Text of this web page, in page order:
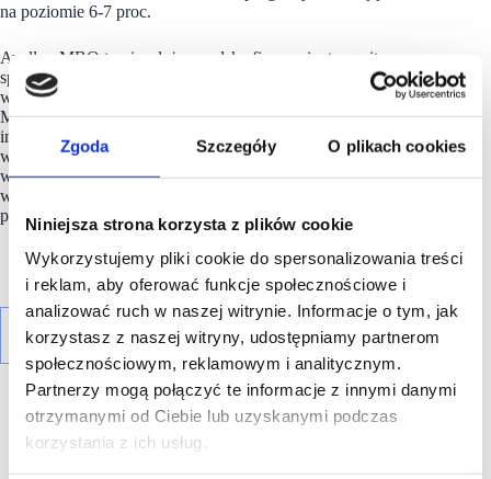
Zgoda Szczegóły O plikach cookies
Niniejsza strona korzysta z plików cookie
Wykorzystujemy pliki cookie do spersonalizowania treści
i reklam, aby oferować funkcje społecznościowe i
analizować ruch w naszej witrynie. Informacje o tym, jak
korzystasz z naszej witryny, udostępniamy partnerom
społecznościowym, reklamowym i analitycznym.
Partnerzy mogą połączyć te informacje z innymi danymi
otrzymanymi od Ciebie lub uzyskanymi podczas
korzystania z ich usług.
na poziomie 6-7 proc.
Avallon MBO to niezależna, polska firma private equity
specjalizująca się w wykupach menedżerskich, sukcesji
właścicielskiej i inwestycjach rozwojowych. Jako pionier rynku
MBO w Europie Środkowo-Wschodniej, od ponad 25 lat
inwestuje wspólnie z menedżerami i właścicielami firm,
wspierając rozwój przedsiębiorstw i budowę długoterminowej
wartości. Fundusze zarządzane przez Avallon uczestniczyły
w ponad 150 transakcjach, a inwestorzy instytucjonalni
powierzyli firmie 316 mln euro kapitału.